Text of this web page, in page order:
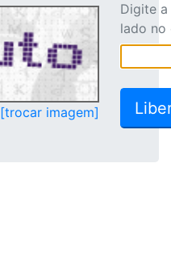
[trocar imagem]
Digite
lado no